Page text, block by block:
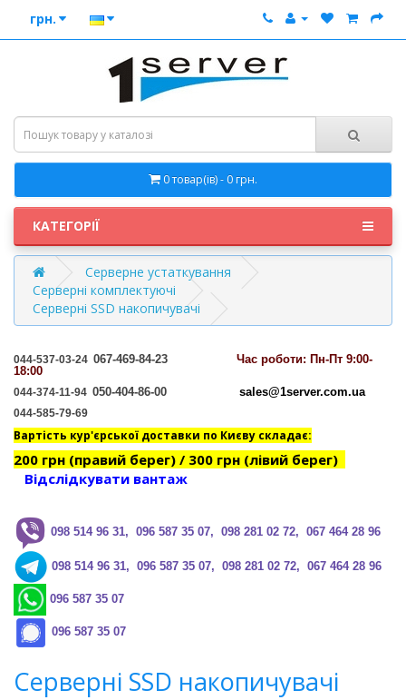
грн.
0 товар(ів) - 0 грн.
КАТЕГОРІЇ
Серверне устаткування
Серверні комплектуючі
Серверні SSD накопичувачі
044-537-03-24 067-469-84-23 Час роботи: Пн-Пт 9:00-
18:00
044-374-11-94 050-404-86-00 sales@1server.com.ua
044-585-79-69
Вартість кур'єрської доставки по Києву складає:
200 грн (правий берег) / 300 грн (лівий берег)
Відслідкувати вантаж
098 514 96 31, 096 587 35 07, 098 281 02 72, 067 464 28 96
098 514 96 31, 096 587 35 07, 098 281 02 72, 067 464 28 96
096 587 35 07
096 587 35 07
Серверні SSD накопичувачі